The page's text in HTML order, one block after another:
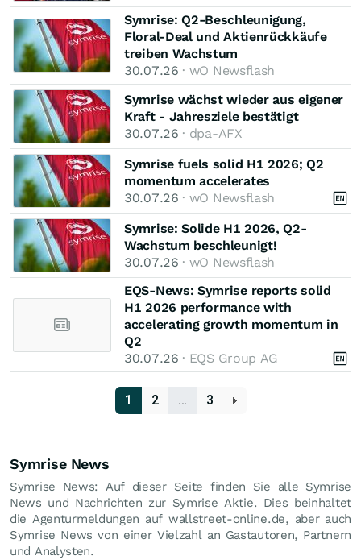
Symrise: Q2‑Beschleunigung,
Floral‑Deal und Aktienrückkäufe
treiben Wachstum
30.07.26 · wO Newsflash
Symrise wächst wieder aus eigener
Kraft - Jahresziele bestätigt
30.07.26 · dpa-AFX
Symrise fuels solid H1 2026; Q2
momentum accelerates
30.07.26 · wO Newsflash
Symrise: Solide H1 2026, Q2-
Wachstum beschleunigt!
30.07.26 · wO Newsflash
EQS-News: Symrise reports solid
H1 2026 performance with
accelerating growth momentum in
Q2
30.07.26 · EQS Group AG
1 2 … 3
Symrise News
Symrise News: Auf dieser Seite finden Sie alle Symrise
News und Nachrichten zur Symrise Aktie. Dies beinhaltet
die Agenturmeldungen auf wallstreet-online.de, aber auch
Symrise News von einer Vielzahl an Gastautoren, Partnern
und Analysten.